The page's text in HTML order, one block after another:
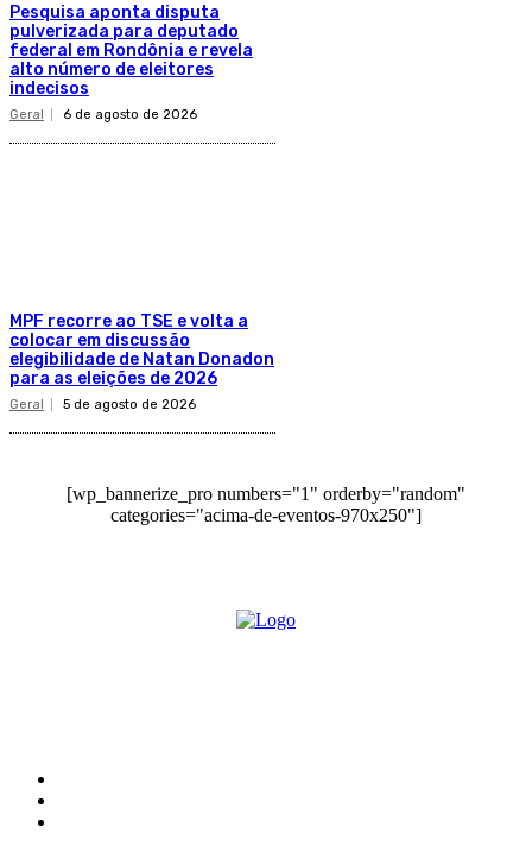
Pesquisa aponta disputa
pulverizada para deputado
federal em Rondônia e revela
alto número de eleitores
indecisos
Geral 6 de agosto de 2026
MPF recorre ao TSE e volta a
colocar em discussão
elegibilidade de Natan Donadon
para as eleições de 2026
Geral 5 de agosto de 2026
[wp_bannerize_pro numbers="1" orderby="random"
categories="acima-de-eventos-970x250"]